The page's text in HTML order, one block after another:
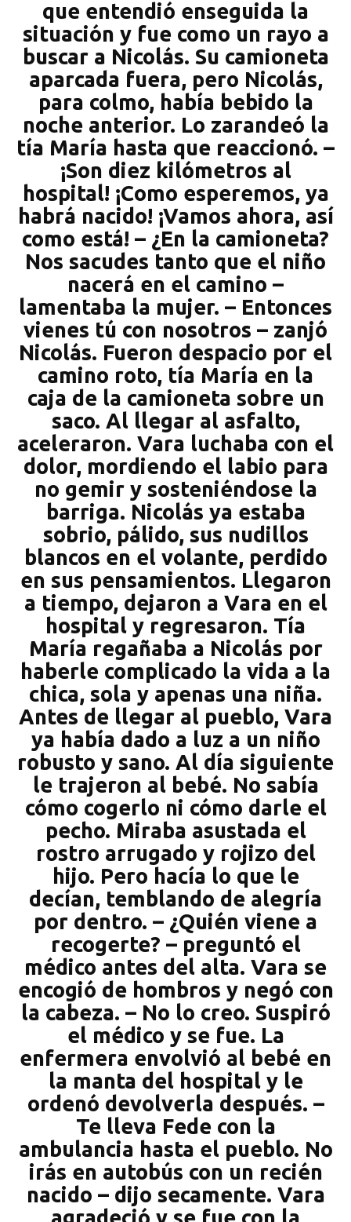
que entendió enseguida la
situación y fue como un rayo a
buscar a Nicolás. Su camioneta
aparcada fuera, pero Nicolás,
para colmo, había bebido la
noche anterior. Lo zarandeó la
tía María hasta que reaccionó. –
¡Son diez kilómetros al
hospital! ¡Como esperemos, ya
habrá nacido! ¡Vamos ahora, así
como está! – ¿En la camioneta?
Nos sacudes tanto que el niño
nacerá en el camino –
lamentaba la mujer. – Entonces
vienes tú con nosotros – zanjó
Nicolás. Fueron despacio por el
camino roto, tía María en la
caja de la camioneta sobre un
saco. Al llegar al asfalto,
aceleraron. Vara luchaba con el
dolor, mordiendo el labio para
no gemir y sosteniéndose la
barriga. Nicolás ya estaba
sobrio, pálido, sus nudillos
blancos en el volante, perdido
en sus pensamientos. Llegaron
a tiempo, dejaron a Vara en el
hospital y regresaron. Tía
María regañaba a Nicolás por
haberle complicado la vida a la
chica, sola y apenas una niña.
Antes de llegar al pueblo, Vara
ya había dado a luz a un niño
robusto y sano. Al día siguiente
le trajeron al bebé. No sabía
cómo cogerlo ni cómo darle el
pecho. Miraba asustada el
rostro arrugado y rojizo del
hijo. Pero hacía lo que le
decían, temblando de alegría
por dentro. – ¿Quién viene a
recogerte? – preguntó el
médico antes del alta. Vara se
encogió de hombros y negó con
la cabeza. – No lo creo. Suspiró
el médico y se fue. La
enfermera envolvió al bebé en
la manta del hospital y le
ordenó devolverla después. –
Te lleva Fede con la
ambulancia hasta el pueblo. No
irás en autobús con un recién
nacido – dijo secamente. Vara
agradeció y se fue con la